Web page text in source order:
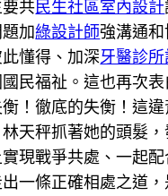
共民生社區室內設計
加綠設計師強溝通
懂得、加深牙醫診
民福祉。這也再次
！徹底的失衡！這
天秤抓著她的頭髮
現戰爭共處、一起配
一條正確相處之道